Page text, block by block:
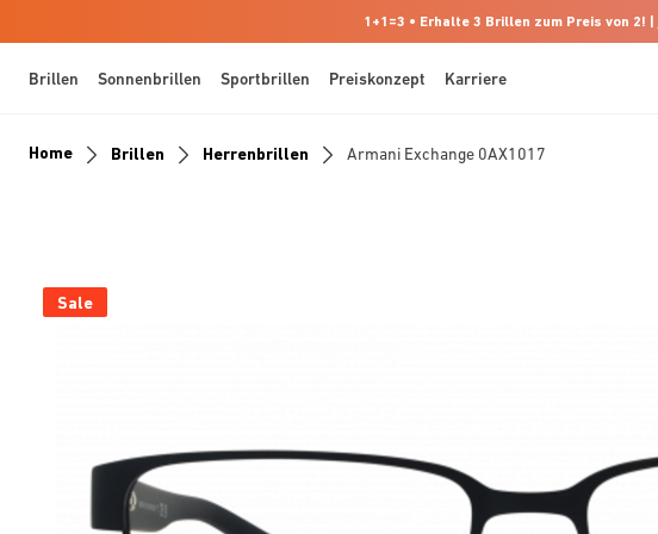
1+1=3 • Erhalte 3 Brillen zum Preis von 2! |
Brillen Sonnenbrillen Sportbrillen Preiskonzept Karriere
Home Brillen Herrenbrillen Armani Exchange 0AX1017
Sale